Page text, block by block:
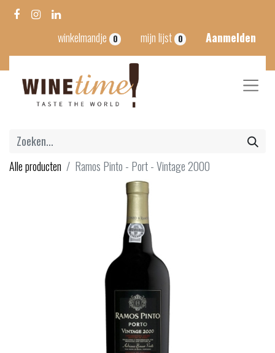
winkelmandje 0 mijn lijst 0 Aanmelden
Alle producten Ramos Pinto - Port - Vintage 2000